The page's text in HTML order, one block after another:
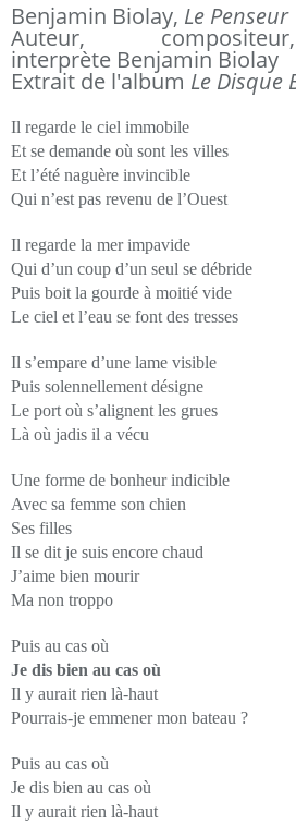
Benjamin Biolay, Le Penseur
Auteur,
interprète Benjamin Biolay
Extrait de l'album Le Disque
Il regarde le ciel immobile
Et se demande où sont les villes
Et l’été naguère invincible
Qui n’est pas revenu de l’Ouest
Il regarde la mer impavide
Qui d’un coup d’un seul se débride
Puis boit la gourde à moitié vide
Le ciel et l’eau se font des tresses
Il s’empare d’une lame visible
Puis solennellement désigne
Le port où s’alignent les grues
Là où jadis il a vécu
Une forme de bonheur indicible
Avec sa femme son chien
Ses filles
Il se dit je suis encore chaud
J’aime bien mourir
Ma non troppo
Puis au cas où
Je dis bien au cas où
Il y aurait rien là-haut
Pourrais-je emmener mon bateau ?
Puis au cas où
Je dis bien au cas où
Il y aurait rien là-haut